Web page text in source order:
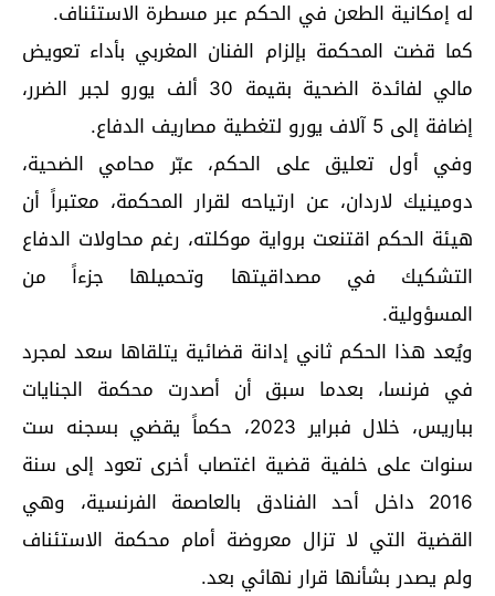
له إمكانية الطعن في الحكم عبر مسطرة الاستئناف.
كما قضت المحكمة بإلزام الفنان المغربي بأداء تعويض
مالي لفائدة الضحية بقيمة 30 ألف يورو لجبر الضرر،
إضافة إلى 5 آلاف يورو لتغطية مصاريف الدفاع.
وفي أول تعليق على الحكم، عبّر محامي الضحية،
دومينيك لاردان، عن ارتياحه لقرار المحكمة، معتبراً أن
هيئة الحكم اقتنعت برواية موكلته، رغم محاولات الدفاع
التشكيك في مصداقيتها وتحميلها جزءاً من
المسؤولية.
ويُعد هذا الحكم ثاني إدانة قضائية يتلقاها سعد لمجرد
في فرنسا، بعدما سبق أن أصدرت محكمة الجنايات
بباريس، خلال فبراير 2023، حكماً يقضي بسجنه ست
سنوات على خلفية قضية اغتصاب أخرى تعود إلى سنة
2016 داخل أحد الفنادق بالعاصمة الفرنسية، وهي
القضية التي لا تزال معروضة أمام محكمة الاستئناف
ولم يصدر بشأنها قرار نهائي بعد.